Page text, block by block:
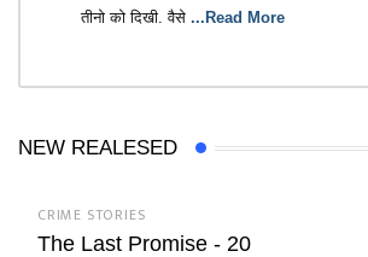
तीनो को दिखी. वैसे ...Read More
NEW REALESED
CRIME STORIES
The Last Promise - 20